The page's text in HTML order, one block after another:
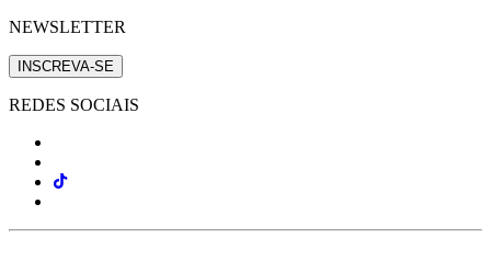
NEWSLETTER
INSCREVA-SE
REDES SOCIAIS